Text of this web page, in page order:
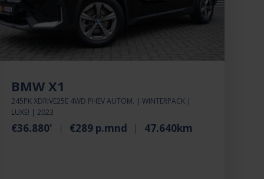
BMW X1
245PK XDRIVE25E 4WD PHEV AUTOM. | WINTERPACK |
LUXE! | 2023
€36.880' €289 p.mnd 47.640km